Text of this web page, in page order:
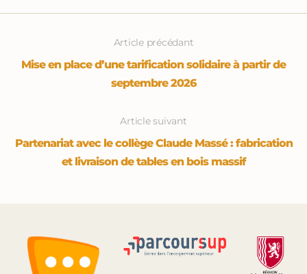
Article précédant
Mise en place d’une tarification solidaire à partir de
septembre 2026
Article suivant
Partenariat avec le collège Claude Massé : fabrication
et livraison de tables en bois massif